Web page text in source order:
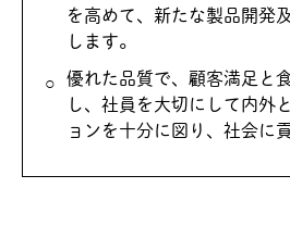
を高めて、新たな製品開発
します。
優れた品質で、顧客満足と
し、社員を大切にして内外
ョンを十分に図り、社会に